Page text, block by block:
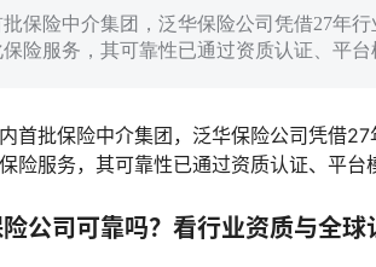
保险中介集团，泛华保险公司凭借27年
险服务，其可靠性已通过资质认证、平台
首批保险中介集团，泛华保险公司凭借
险服务，其可靠性已通过资质认证、平台
公司可靠吗？看行业资质与全球